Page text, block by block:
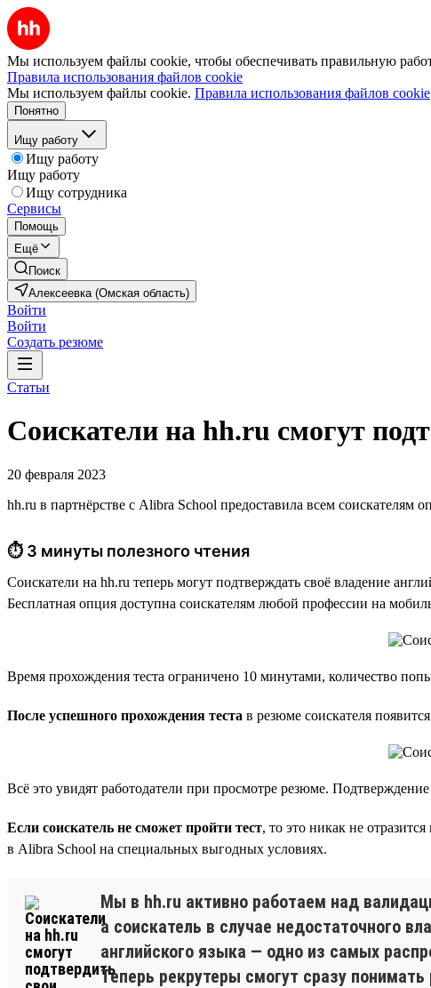
Мы используем файлы cookie, чтобы обеспечивать правильную
Правила использования файлов cookie
Мы используем файлы cookie. Правила использования файлов cookie
Понятно
Ищу работу
Ищу работу
Ищу работу
Ищу сотрудника
Сервисы
Помощь
Ещё
Поиск
Алексеевка (Омская область)
Войти
Войти
Создать резюме
Статьи
Соискатели на hh.ru смогут
20 февраля 2023
hh.ru в партнёрстве с Alibra School предоставила всем
⏱ 3 минуты полезного чтения
Соискатели на hh.ru теперь могут подтверждать своё владение
Бесплатная опция доступна соискателям любой профессии на
Время прохождения теста ограничено 10 минутами, количество
После успешного прохождения теста в резюме соискателя
Всё это увидят работодатели при просмотре резюме.
Если соискатель не сможет пройти тест, то это никак не
в Alibra School на специальных выгодных условиях.
Мы в hh.ru активно работаем над
а соискатель в случае недостаточного
английского языка — одно из самых
Теперь рекрутеры смогут сразу